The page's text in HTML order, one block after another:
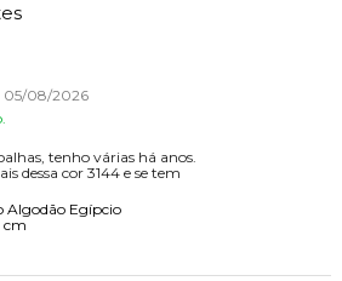
05/08/2026
tenho várias há anos.
dessa cor 3144 e se tem
Algodão Egípcio
cm